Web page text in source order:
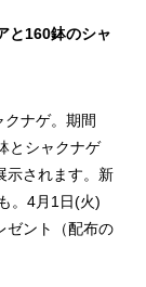
と160鉢のシャ
ナゲ。期間
とシャクナゲ
示されます。新
。4月1日(火)
ゼント（配布の